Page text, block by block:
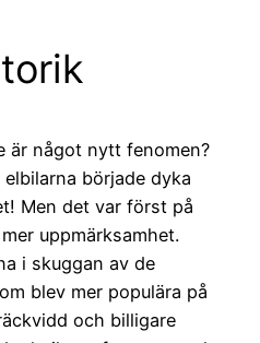
är något nytt fenomen?
började dyka
Men det var först på
uppmärksamhet.
i skuggan av de
blev mer populära på
och billigare